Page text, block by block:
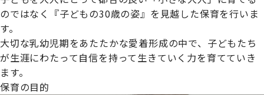
プライムスターほいくえんグループは女性が安心して働き
続けられる環境づくりに取り組んでおり、厚生労働省の
【えるぼし認定(☆☆)】
のではなく『子どもの30歳の姿』を見越した保育を行いま
す。
大切な乳幼児期をあたたかな愛着形成の中で、子どもたち
が生涯にわたって自信を持って生きていく力を育てていき
ます。
保育の目的